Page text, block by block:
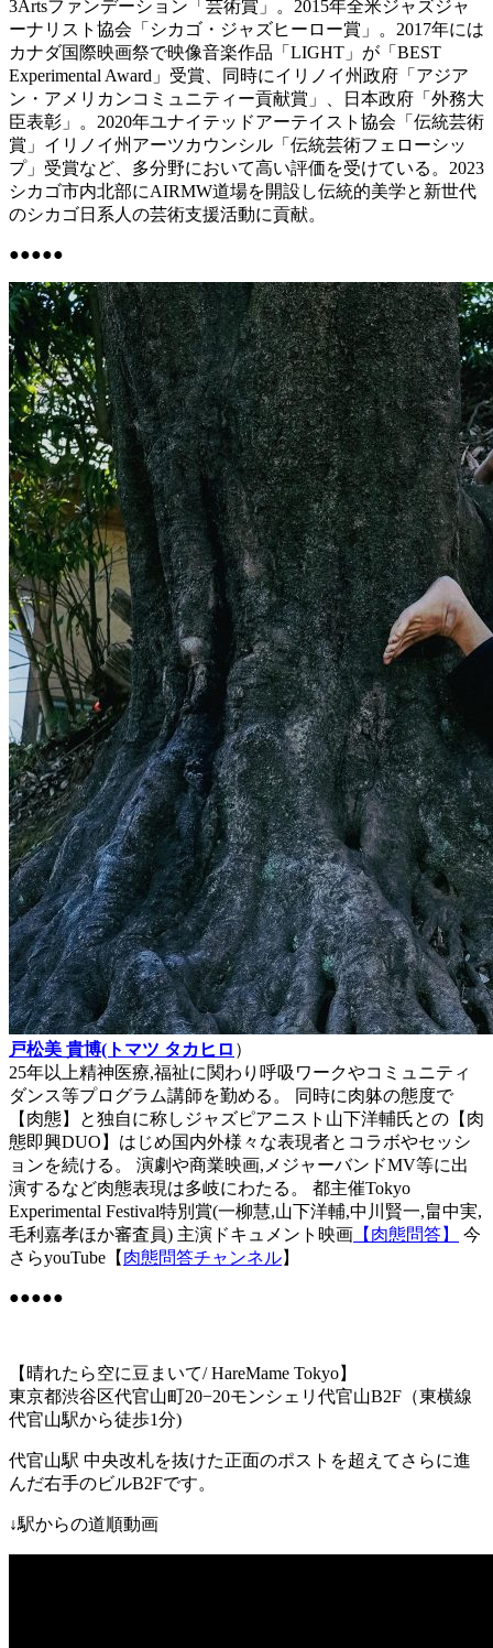
3Artsファンデーション「芸術賞」。2015年全米ジャズジャ
ーナリスト協会「シカゴ・ジャズヒーロー賞」。2017年には
カナダ国際映画祭で映像音楽作品「LIGHT」が「BEST
Experimental Award」受賞、同時にイリノイ州政府「アジア
ン・アメリカンコミュニティー貢献賞」、日本政府「外務大
臣表彰」。2020年ユナイテッドアーテイスト協会「伝統芸術
賞」イリノイ州アーツカウンシル「伝統芸術フェローシッ
プ」受賞など、多分野において高い評価を受けている。2023
シカゴ市内北部にAIRMW道場を開設し伝統的美学と新世代
のシカゴ日系人の芸術支援活動に貢献。
●●●●●
戸松美 貴博(トマツ タカヒロ ）
25年以上精神医療,福祉に関わり呼吸ワークやコミュニティ
ダンス等プログラム講師を勤める。 同時に肉躰の態度で
【肉態】と独自に称しジャズピアニスト山下洋輔氏との【肉
態即興DUO】はじめ国内外様々な表現者とコラボやセッシ
ョンを続ける。 演劇や商業映画,メジャーバンドMV等に出
演するなど肉態表現は多岐にわたる。 都主催Tokyo
Experimental Festival特別賞(一柳慧,山下洋輔,中川賢一,畠中実,
毛利嘉孝ほか審査員) 主演ドキュメント映画 【肉態問答】
今
さらyouTube【 肉態問答チャンネル】
●●●●●
【晴れたら空に豆まいて/ HareMame Tokyo】
東京都渋谷区代官山町20−20モンシェリ代官山B2F （東横線
代官山駅から徒歩1分)
代官山駅 中央改札を抜けた正面のポストを超えて さらに進
んだ右手のビルB2Fです。
↓駅からの道順動画